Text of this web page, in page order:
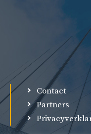
Contact
Partners